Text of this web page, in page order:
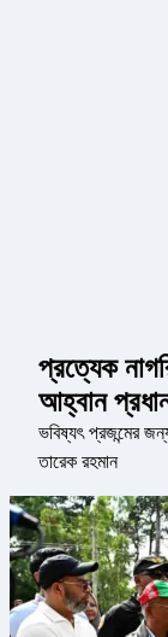
প্রত্যেক
আহ্বান
ভবিষ্যৎ প্রজন্মের
তারেক রহমান